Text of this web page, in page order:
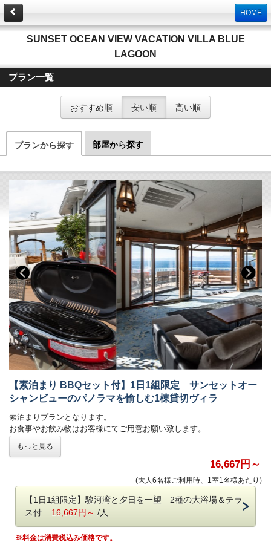
HOME
SUNSET OCEAN VIEW VACATION VILLA BLUE
LAGOON
プラン一覧
おすすめ順 安い順 高い順
プランから探す 部屋から探す
【素泊まり BBQセット付】1日1組限定 サンセットオー
シャンビューのパノラマを愉しむ1棟貸切ヴィラ
素泊まりプランとなります。
お食事やお飲み物はお客様にてご用意お願い致します。
キングベッドを備えた白と木目調を基調としたモダンな作りのお部屋。
景色を邪魔することなくお部屋を最大限、特別な空間にしてくれるモダ
ンでシンプルな内装・こだわりぬかれた家具もいつまでも滞在したくな
ってしまう理由の1つです。
■スタンダードルーム(6部屋)
1部屋にシングルベッドを3つ設けた簡易的な客室です・
オーシャンビューの贅沢もたのしみつつ、プライベートな空間でお過ご
もっと見る
16,667円～
(大人6名様ご利用時、1室1名様あたり)
【1日1組限定】駿河湾と夕日を一望 2種の大浴場＆テラ
ス付 16,667円～ /人
※料金は消費税込み価格です。